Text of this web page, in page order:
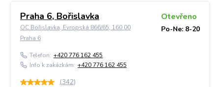
Praha 6, Bořislavka
OC Bořislavka, Evropská 866/65, 160 00
Praha 6
Otevřeno
Po-Ne: 8-20
Telefon: +420 776 162 455
Info k zakázkám: +420 776 162 455
(342)